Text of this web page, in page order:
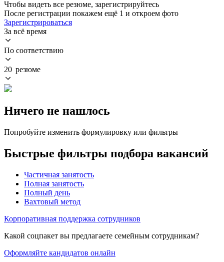
Чтобы видеть все резюме, зарегистрируйтесь
После регистрации покажем ещё 1 и откроем фото
Зарегистрироваться
За всё время
По соответствию
20 резюме
Ничего не нашлось
Попробуйте изменить формулировку или фильтры
Быстрые фильтры подбора вакансий
Частичная занятость
Полная занятость
Полный день
Вахтовый метод
Корпоративная поддержка сотрудников
Какой соцпакет вы предлагаете семейным сотрудникам?
Оформляйте кандидатов онлайн